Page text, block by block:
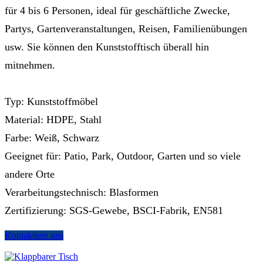
für 4 bis 6 Personen, ideal für geschäftliche Zwecke,
Partys, Gartenveranstaltungen, Reisen, Familienübungen
usw. Sie können den Kunststofftisch überall hin
mitnehmen.
Typ: Kunststoffmöbel
Material: HDPE, Stahl
Farbe: Weiß, Schwarz
Geeignet für: Patio, Park, Outdoor, Garten und so viele
andere Orte
Verarbeitungstechnisch: Blasformen
Zertifizierung: SGS-Gewebe, BSCI-Fabrik, EN581
Kontaktiere uns